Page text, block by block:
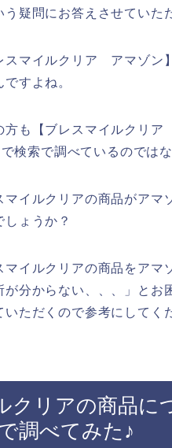
疑問にお答えさせていた
スマイルクリア アマゾ
すよね。
方も【ブレスマイルクリ
検索で調べているのでは
マイルクリアの商品がアマ
ょうか？
マイルクリアの商品をアマ
が分からない、、、」とお
ただくので参考にしてく
クリアの商品に
調べてみた♪